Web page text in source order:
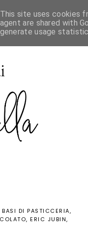
BASI DI PASTICCERIA
ERIC JUBIN
This site uses cookies
agent are shared with
generate usage